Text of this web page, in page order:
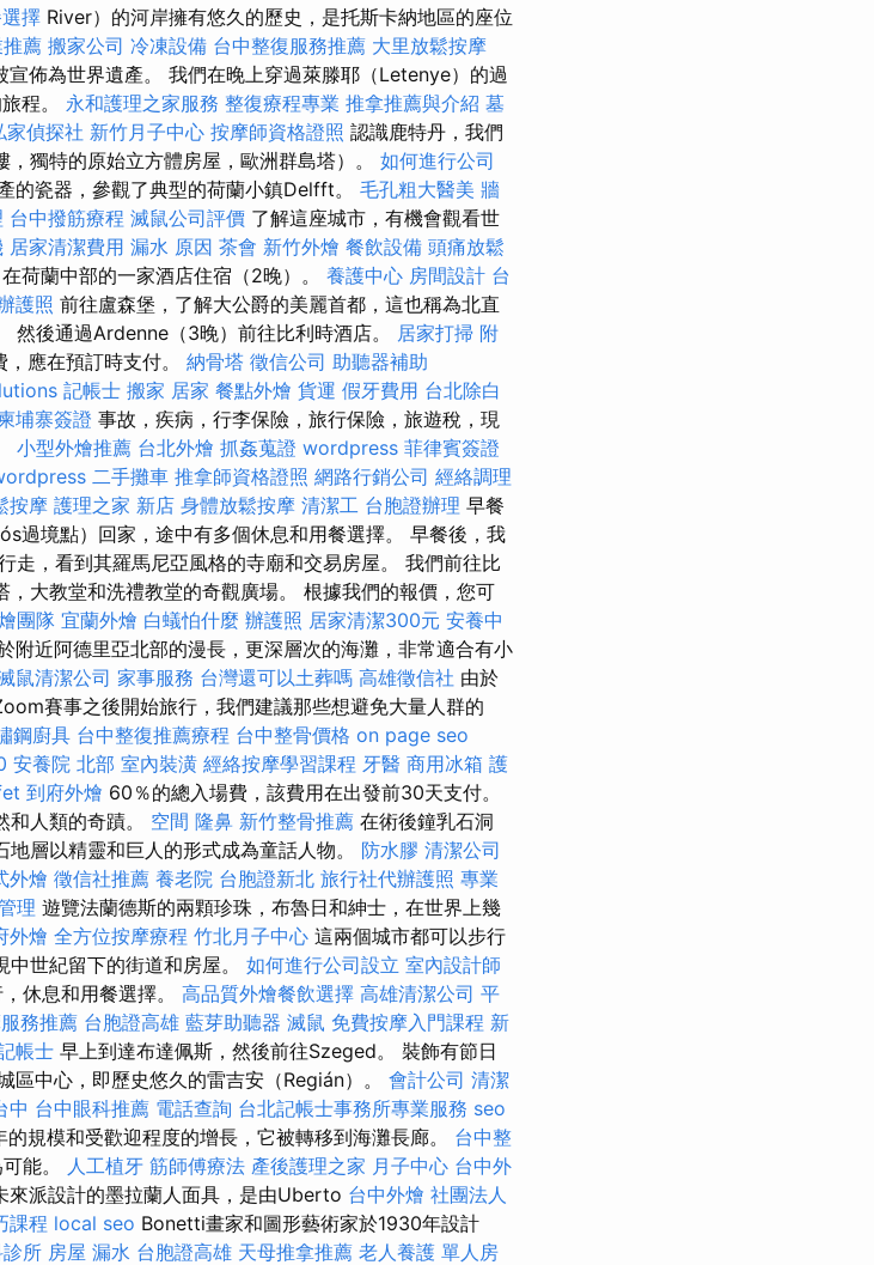
擇 River）的河岸擁有悠久的歷史，是托斯卡納地區的座位
薦 搬家公司 冷凍設備 台中整復服務推薦 大里放鬆按摩
宣佈為世界遺產。 我們在晚上穿過萊滕耶（Letenye）的過
程。 永和護理之家服務 整復療程專業 推拿推薦與介紹 墓
家偵探社 新竹月子中心 按摩師資格證照 認識鹿特丹，我們
獨特的原始立方體房屋，歐洲群島塔）。 如何進行公司
的瓷器，參觀了典型的荷蘭小鎮Delfft。 毛孔粗大醫美 牆
台中撥筋療程 滅鼠公司評價 了解這座城市，有機會觀看世
居家清潔費用 漏水 原因 茶會 新竹外燴 餐飲設備 頭痛放鬆
在荷蘭中部的一家酒店住宿（2晚）。 養護中心 房間設計 台
護照 前往盧森堡，了解大公爵的美麗首都，這也稱為北直
然後通過Ardenne（3晚）前往比利時酒店。
居家打掃 附
應在預訂時支付。 納骨塔 徵信公司 助聽器補助
記帳士 搬家 居家 餐點外燴 貨運 假牙費用 台北除白
埔寨簽證 事故，疾病，行李保險，旅行保險，旅遊稅，現
小型外燴推薦 台北外燴 抓姦蒐證 wordpress 菲律賓簽證
二手攤車 推拿師資格證照 網路行銷公司 經絡調理
按摩 護理之家 新店 身體放鬆按摩 清潔工 台胞證辦理 早餐
過境點）回家，途中有多個休息和用餐選擇。 早餐後，我
走，看到其羅馬尼亞風格的寺廟和交易房屋。 我們前往比
大教堂和洗禮教堂的奇觀廣場。 根據我們的報價，您可
團隊 宜蘭外燴 白蟻怕什麼 辦護照 居家清潔300元 安養中
附近阿德里亞北部的漫長，更深層次的海灘，非常適合有小
鼠清潔公司 家事服務 台灣還可以土葬嗎 高雄徵信社 由於
賽事之後開始旅行，我們建議那些想避免大量人群的
鋼廚具 台中整復推薦療程 台中整骨價格 on page seo
安養院 北部 室內裝潢 經絡按摩學習課程 牙醫 商用冰箱 護
到府外燴 60％的總入場費，該費用在出發前30天支付。
人類的奇蹟。 空間 隆鼻 新竹整骨推薦 在術後鐘乳石洞
層以精靈和巨人的形式成為童話人物。 防水膠 清潔公司
外燴 徵信社推薦 養老院 台胞證新北 旅行社代辦護照 專業
理 遊覽法蘭德斯的兩顆珍珠，布魯日和紳士，在世界上幾
外燴 全方位按摩療程 竹北月子中心 這兩個城市都可以步行
世紀留下的街道和房屋。 如何進行公司設立 室內設計師
休息和用餐選擇。 高品質外燴餐飲選擇 高雄清潔公司 平
務推薦 台胞證高雄 藍芽助聽器 滅鼠 免費按摩入門課程 新
帳士 早上到達布達佩斯，然後前往Szeged。 裝飾有節日
區中心，即歷史悠久的雷吉安（Regián）。 會計公司 清潔
中 台中眼科推薦 電話查詢 台北記帳士事務所專業服務 seo
規模和受歡迎程度的增長，它被轉移到海灘長廊。 台中整
能。 人工植牙 筋師傅療法 產後護理之家 月子中心 台中外
來派設計的墨拉蘭人面具，是由Uberto 台中外燴 社團法人
課程 local seo Bonetti畫家和圖形藝術家於1930年設計
所 房屋 漏水 台胞證高雄 天母推拿推薦 老人養護 單人房